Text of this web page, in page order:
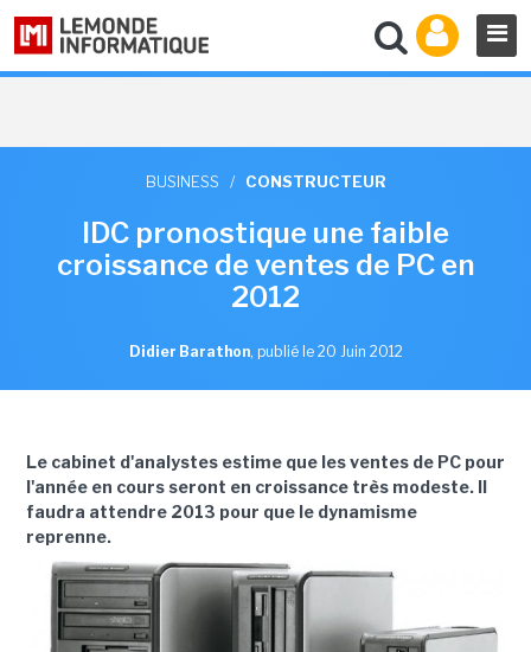
BUSINESS / CONSTRUCTEUR
IDC pronostique une faible
croissance de ventes de PC en
2012
Didier Barathon, publié le 20 Juin 2012
Le cabinet d'analystes estime que les ventes de PC pour
l'année en cours seront en croissance très modeste. Il
faudra attendre 2013 pour que le dynamisme
reprenne.